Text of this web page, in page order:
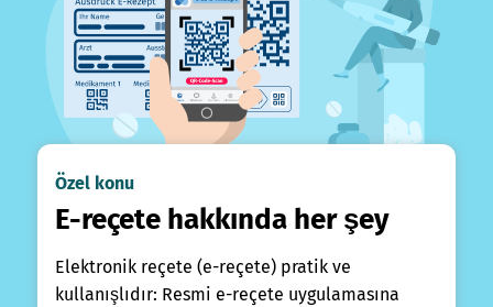
Özel konu
E-reçete hakkında her şey
Elektronik reçete (e-reçete) pratik ve
kullanışlıdır: Resmi e-reçete uygulamasına